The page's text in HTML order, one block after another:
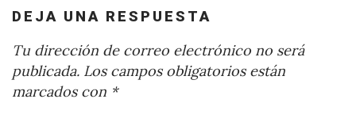
DEJA UNA RESPUESTA
Tu dirección de correo electrónico no será
publicada. Los campos obligatorios están
marcados con *